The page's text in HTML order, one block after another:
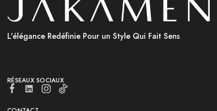
L'élégance Redéfinie Pour un Style Qui Fait Sens
RÉSEAUX SOCIAUX